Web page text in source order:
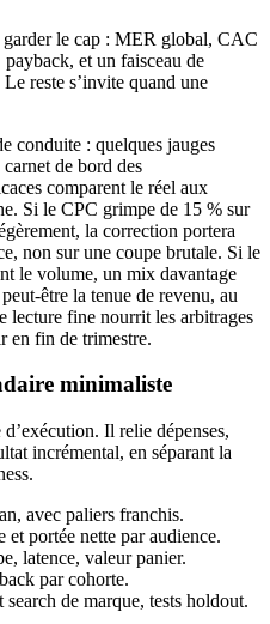
le cap : MER global, CAC
et un faisceau de
reste s’invite quand une
conduite : quelques jauges
de bord des
comparent le réel aux
Si le CPC grimpe de 15 % sur
la correction portera
non sur une coupe brutale. Si le
le volume, un mix davantage
être la tenue de revenu, au
lecture fine nourrit les arbitrages
en fin de trimestre.
minimaliste
Il relie dépenses,
incrémental, en séparant la
avec paliers franchis.
portée nette par audience.
latence, valeur panier.
par cohorte.
de marque, tests holdout.